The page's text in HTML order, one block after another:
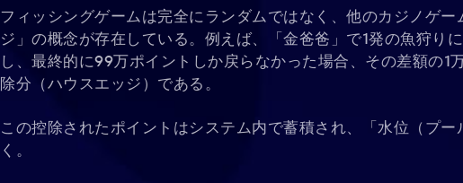
フィッシングゲームは完全にランダムではなく、他のカジノゲー
ジ」の概念が存在している。例えば、「金爸爸」で1発の魚狩り
し、最終的に99万ポイントしか戻らなかった場合、その差額の1
除分（ハウスエッジ）である。
この控除されたポイントはシステム内で蓄積され、「水位（プー
く。